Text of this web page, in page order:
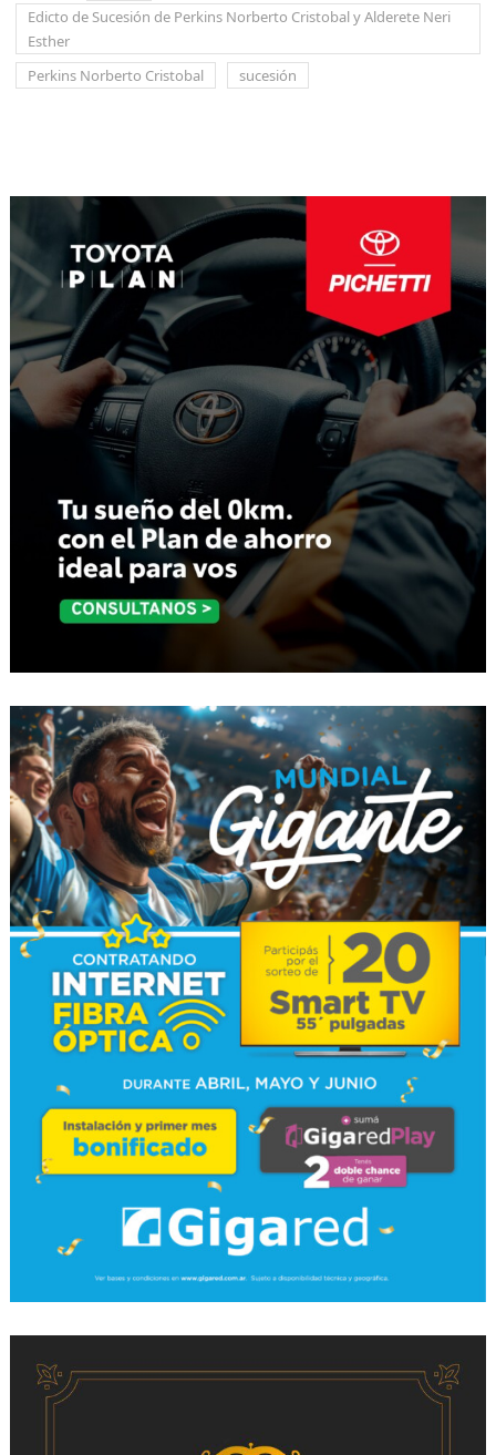
Edicto de Sucesión de Perkins Norberto Cristobal y Alderete Neri
Esther
Perkins Norberto Cristobal
sucesión
entradas